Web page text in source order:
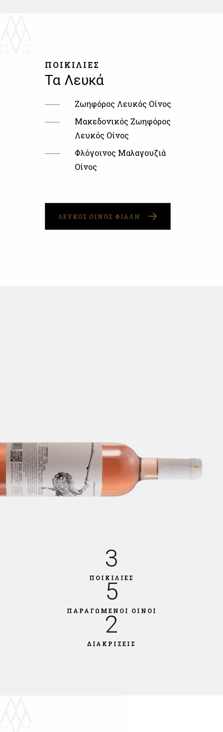
ΠΟΙΚΙΛΙΕΣ
Τα Λευκά
Ζωηφόρος Λευκός Οίνος
Μακεδονικός Ζωηφόρος
Λευκός Οίνος
Φλόγοινος Μαλαγουζιά
Οίνος
ΛΕΥΚΟΣ ΟΙΝΟΣ ΦΙΑΛΗ
3
ΠΟΙΚΙΛΙΕΣ
5
ΠΑΡΑΓΩΜΕΝΟΙ ΟΙΝΟΙ
2
ΔΙΑΚΡΙΣΕΙΣ